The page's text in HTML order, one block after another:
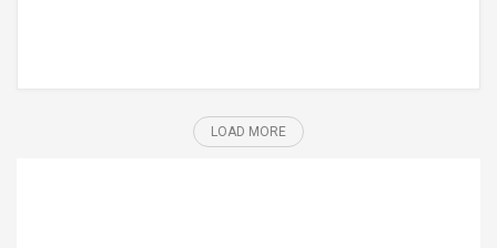
LOAD MORE